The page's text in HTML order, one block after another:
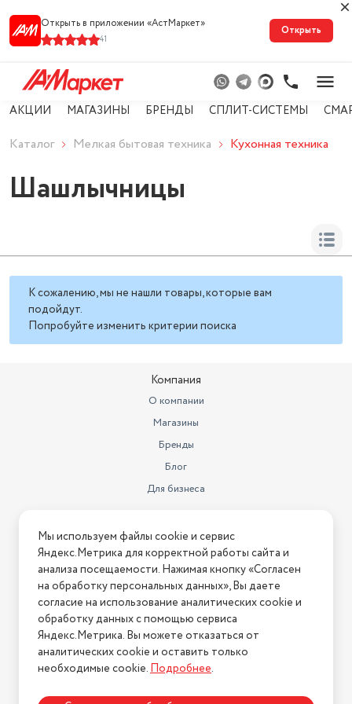
Открыть в приложении «АстМарке‪т‬»
41
Открыть
АКЦИИ МАГАЗИНЫ БРЕНДЫ СПЛИТ-СИСТЕМЫ
Каталог Мелкая бытовая техника Кухонная техника
Шашлычницы
К сожалению, мы не нашли товары, которые вам
подойдут.
Попробуйте изменить критерии поиска
Компания
О компании
Магазины
Бренды
Блог
Для бизнеса
Информация
Условия оплаты
Условия доставки
Условия возврата
Нашли ошибку на сайте?Напишите нам
2026 © Интернет-магазин "АстМаркет". У нас есть всё!
Мы используем файлы cookie и сервис
Яндекс.Метрика для корректной работы сайта и
анализа посещаемости. Нажимая кнопку «Согласен
на обработку персональных данных», Вы даете
согласие на использование аналитических cookie и
обработку данных с помощью сервиса
Яндекс.Метрика. Вы можете отказаться от
аналитических cookie и оставить только
необходимые cookie.Подробнее.